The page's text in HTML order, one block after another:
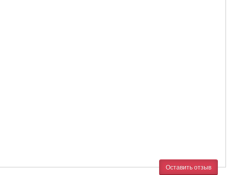
Оставить отзыв